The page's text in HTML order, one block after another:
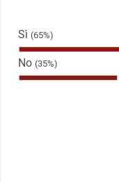
Sì (65%)
No (35%)